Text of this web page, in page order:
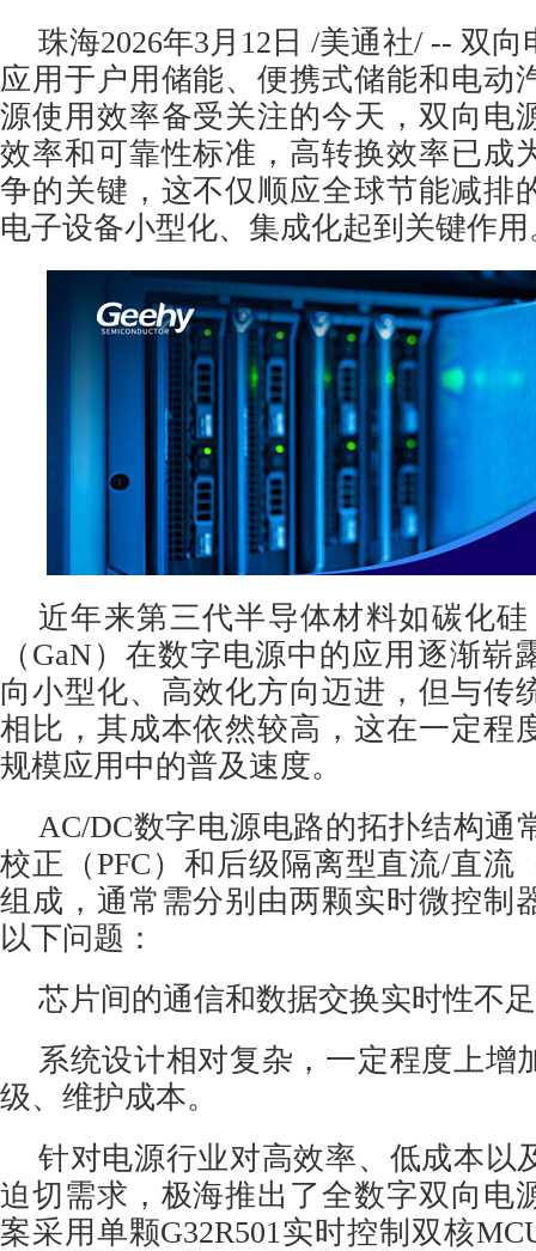
珠海2026年3月12日 /美通社/ -- 双向
应用于户用储能、便携式储能和电动
源使用效率备受关注的今天，双向电
效率和可靠性标准，高转换效率已成
争的关键，这不仅顺应全球节能减排
电子设备小型化、集成化起到关键作用
近年来第三代半导体材料如碳化
（GaN）在数字电源中的应用逐渐崭
向小型化、高效化方向迈进，但与传
相比，其成本依然较高，这在一定程
规模应用中的普及速度。
AC/DC数字电源电路的拓扑结构通
校正（PFC）和后级隔离型直流/直流
组成，通常需分别由两颗实时微控制
以下问题：
芯片间的通信和数据交换实时性不
系统设计相对复杂，一定程度上增
级、维护成本。
针对电源行业对高效率、低成本以
迫切需求，极海推出了全数字双向电
案采用单颗G32R501实时控制双核